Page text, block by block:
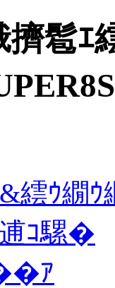
擠髱ｴ
繧ｳ繝
ｺ騾�
ｱ